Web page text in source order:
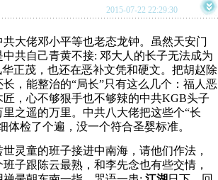
2015-07-22 22:29:30
大佬邓小平等也老态龙钟。虽然天安门
共自己青黄不接: 邓大人的长子无法成为
正茂，也还在恶补文凭和硬文。把胡赵除
，能整治的“局长”只有这么几个：福人恶
，心不够狠手也不够辣的中共KGB头子
之遥的万里。中共八大佬把这些个“长
检了个遍，没一个符合圣婴标准。
灵童的班子接进中南海，请他们作法，
子跟陈云最熟，和李先念也有些交情，